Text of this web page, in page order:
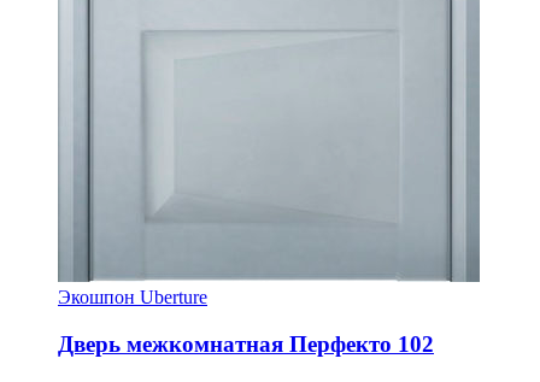
Экошпон Uberture
Дверь межкомнатная Перфекто 102